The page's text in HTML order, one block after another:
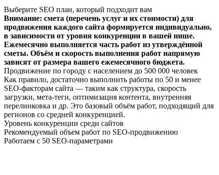
Выберите SEO план, который подходит вам
Внимание: смета (перечень услуг и их стоимости) для
продвижения каждого сайта формируется индивидуально,
в зависимости от уровня конкуренции в вашей нише.
Ежемесячно выполняется часть работ из утверждённой
сметы. Объём и скорость выполнения работ напрямую
зависят от размера вашего ежемесячного бюджета.
Продвижение по городу с населением до 500 000 человек
Как правило, достаточно выполнить работы по 50 и менее
SEO-факторам сайта — таким как структура, скорость
загрузки, мета-теги, оптимизация контента, внутренняя
перелинковка и др. Это базовый объём работ, подходящий для
регионов со средней конкуренцией.
Уровень конкуренции среди сайтов
Рекомендуемый объем работ по SEO-продвижению
Работаем с 50 SEO-параметрами